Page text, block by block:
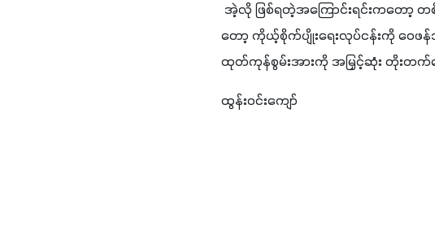
အဲ့လို ဖြစ်ရတဲ့အကြောင်းရင်းကတေ
တော့ ကိုယ့်စိုက်ပျိုးရေးလုပ်ငန်းကို ဝေဖ
ထုတ်ကုန်စွမ်းအားကို အမြှင့်ဆုံး တိုးတက်
ထွန်းဝင်းကျော်